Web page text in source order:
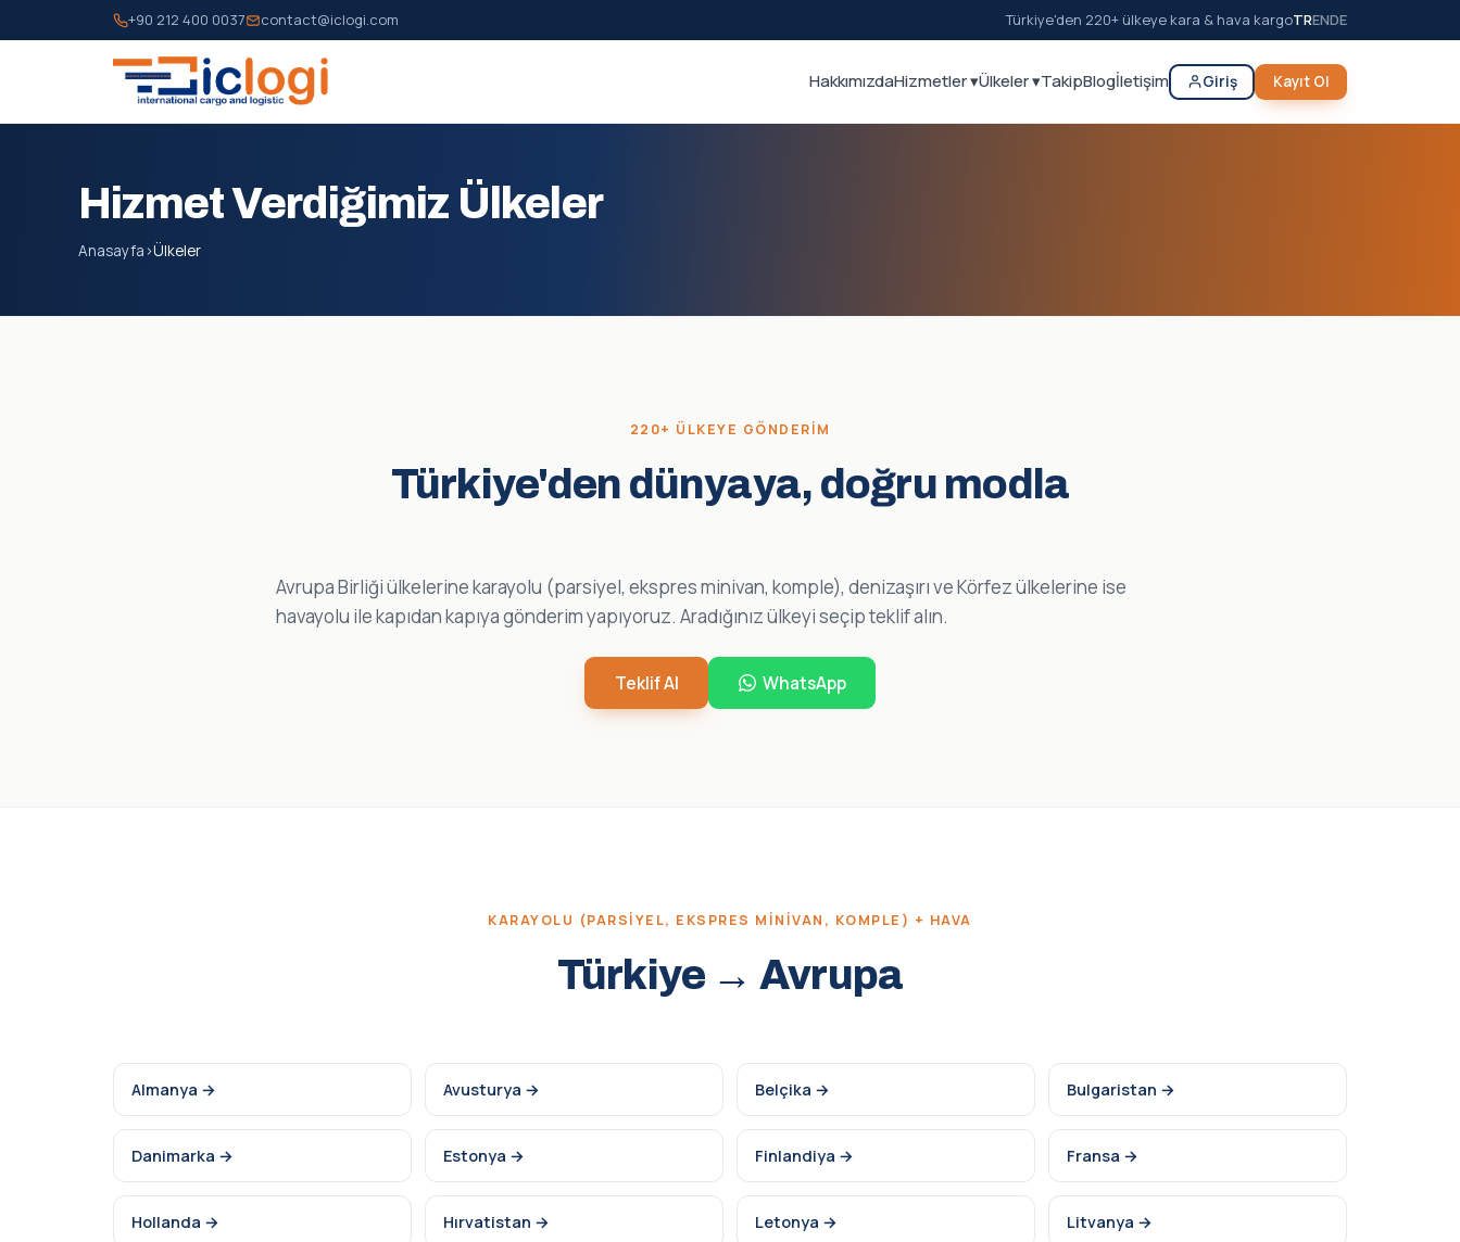
+90 212 400 0037 contact@iclogi.com Türkiye'den 220+ ülkeye kara & hava kargoTRENDE
HakkımızdaHizmetler ▾Ülkeler ▾TakipBlogİletişim Giriş Kayıt Ol
Hizmet Verdiğimiz Ülkeler
Anasayfa›Ülkeler
220+ ÜLKEYE GÖNDERIM
Türkiye'den dünyaya, doğru modla
Avrupa Birliği ülkelerine karayolu (parsiyel, ekspres minivan, komple), denizaşırı ve Körfez ülkelerine ise
havayolu ile kapıdan kapıya gönderim yapıyoruz. Aradığınız ülkeyi seçip teklif alın.
Teklif Al WhatsApp
KARAYOLU (PARSIYEL, EKSPRES MINIVAN, KOMPLE) + HAVA
Türkiye → Avrupa
Almanya → Avusturya → Belçika → Bulgaristan →
Danimarka → Estonya → Finlandiya → Fransa →
Hollanda → Hırvatistan → Letonya → Litvanya →